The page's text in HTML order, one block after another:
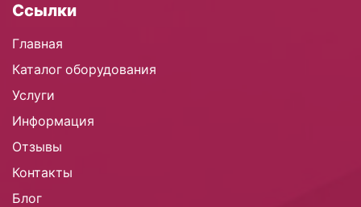
Ссылки
Главная
Каталог оборудования
Услуги
Информация
Отзывы
Контакты
Блог